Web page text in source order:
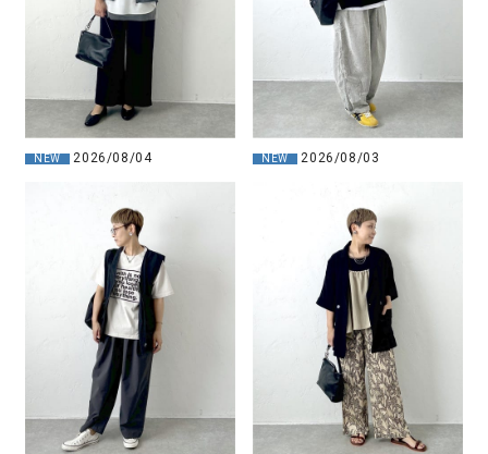
NEW 2026/08/04 NEW 2026/08/03